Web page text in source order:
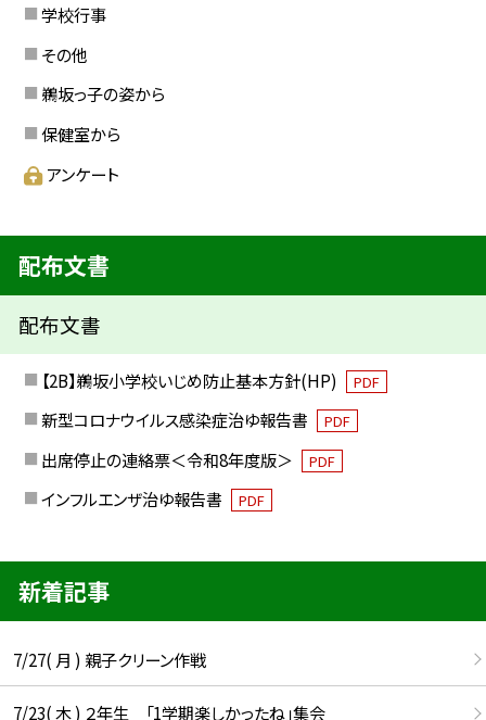
学校行事
その他
鵜坂っ子の姿から
保健室から
アンケート
配布文書
配布文書
【2B】鵜坂小学校いじめ防止基本方針(HP) PDF
新型コロナウイルス感染症治ゆ報告書 PDF
出席停止の連絡票＜令和8年度版＞ PDF
インフルエンザ治ゆ報告書 PDF
新着記事
7/27( 月 ) 親子クリーン作戦
7/23( 木 ) ２年生 「1学期楽しかったね」集会